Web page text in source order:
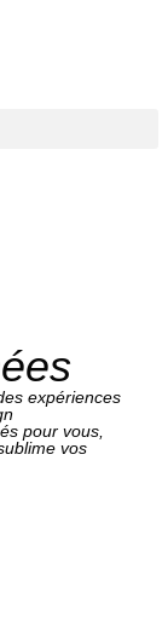
expériences
pour vous,
vos